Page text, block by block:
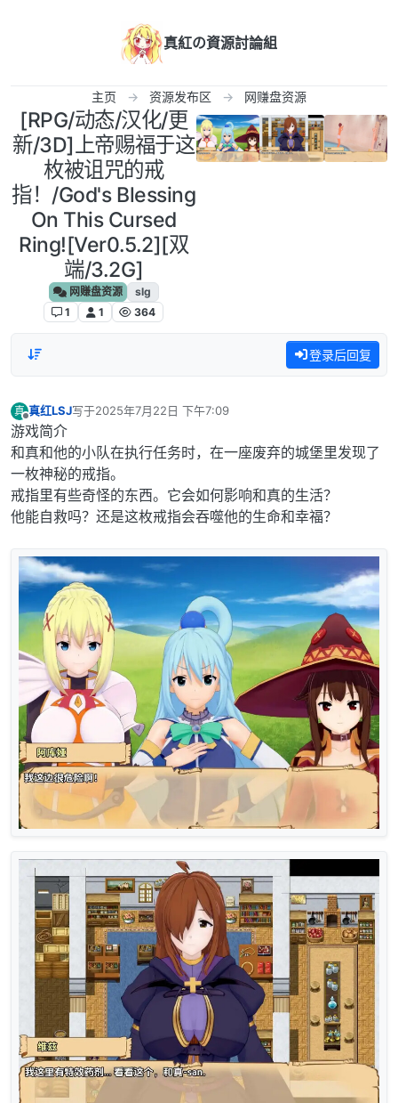
真紅の資源討論組
主页 资源发布区 网赚盘资源
[RPG/动态/汉化/更
新/3D]上帝赐福于这
枚被诅咒的戒
指！/God's Blessing
On This Cursed
Ring![Ver0.5.2][双
端/3.2G]
网赚盘资源
slg
1
1 364
登录后回复
真
离线
真红LSJ写于2025年7月22日 下午7:09
最后由 编辑
游戏简介
和真和他的小队在执行任务时，在一座废弃的城堡里发现了
一枚神秘的戒指。
戒指里有些奇怪的东西。它会如何影响和真的生活？
他能自救吗？还是这枚戒指会吞噬他的生命和幸福？